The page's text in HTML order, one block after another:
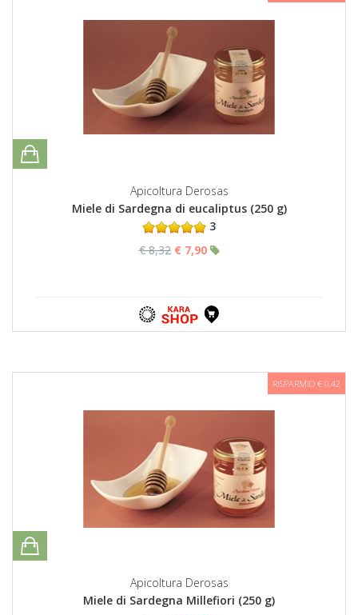
Apicoltura Derosas
Miele di Sardegna di eucaliptus (250 g)
3
€ 8,32 € 7,90
RISPARMIO € 0,42
Apicoltura Derosas
Miele di Sardegna Millefiori (250 g)